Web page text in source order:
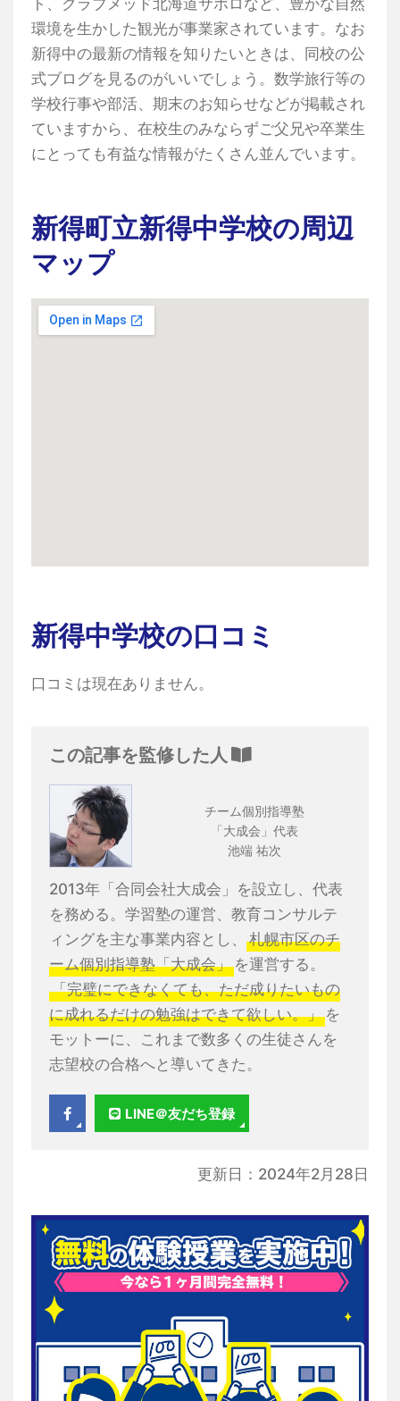
ト、クラブメッド北海道サホロなど、豊かな自然
環境を生かした観光が事業家されています。なお
新得中の最新の情報を知りたいときは、同校の公
式ブログを見るのがいいでしょう。数学旅行等の
学校行事や部活、期末のお知らせなどが掲載され
ていますから、在校生のみならずご父兄や卒業生
にとっても有益な情報がたくさん並んでいます。
新得町立新得中学校の周辺
マップ
新得中学校の口コミ
口コミは現在ありません。
この記事を監修した人
チーム個別指導塾
「大成会」代表
池端 祐次
2013年「合同会社大成会」を設立し、代表
を務める。学習塾の運営、教育コンサルテ
ィングを主な事業内容とし、
札幌市区のチ
ーム個別指導塾「大成会」 を運営する。
「完璧にできなくても、ただ成りたいもの
に成れるだけの勉強はできて欲しい。」 を
モットーに、これまで数多くの生徒さんを
志望校の合格へと導いてきた。
LINE＠友だち登録
更新日：2024年2月28日